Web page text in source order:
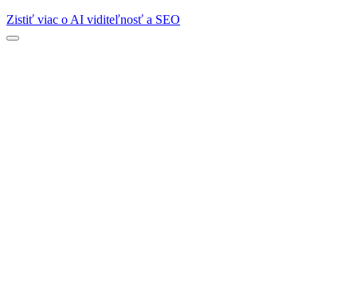
Zistiť viac o AI viditeľnosť a SEO